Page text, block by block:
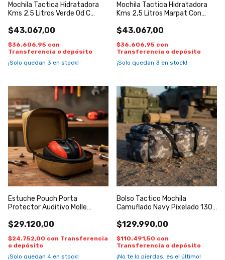
Mochila Tactica Hidratadora
Kms 2.5 Litros Verde Od C
$43.067,00
$36.606,95 con
Transferencia o depósito
¡Solo quedan 3 en stock!
Mochila Tactica Hidratadora
Kms 2,5 Litros Marpat Con
Marpat
$43.067,00
$36.606,95 con
Transferencia o depósito
¡Solo quedan 3 en stock!
Estuche Pouch Porta
Protector Auditivo Molle
$29.120,00
$24.752,00 con Transferencia
o depósito
¡Solo quedan 4 en stock!
Bolso Tactico Mochila
Camuflado Navy Pixelado 130
impermeable
$129.990,00
$110.491,50 con
Transferencia o depósito
¡No te lo pierdas, es el último!